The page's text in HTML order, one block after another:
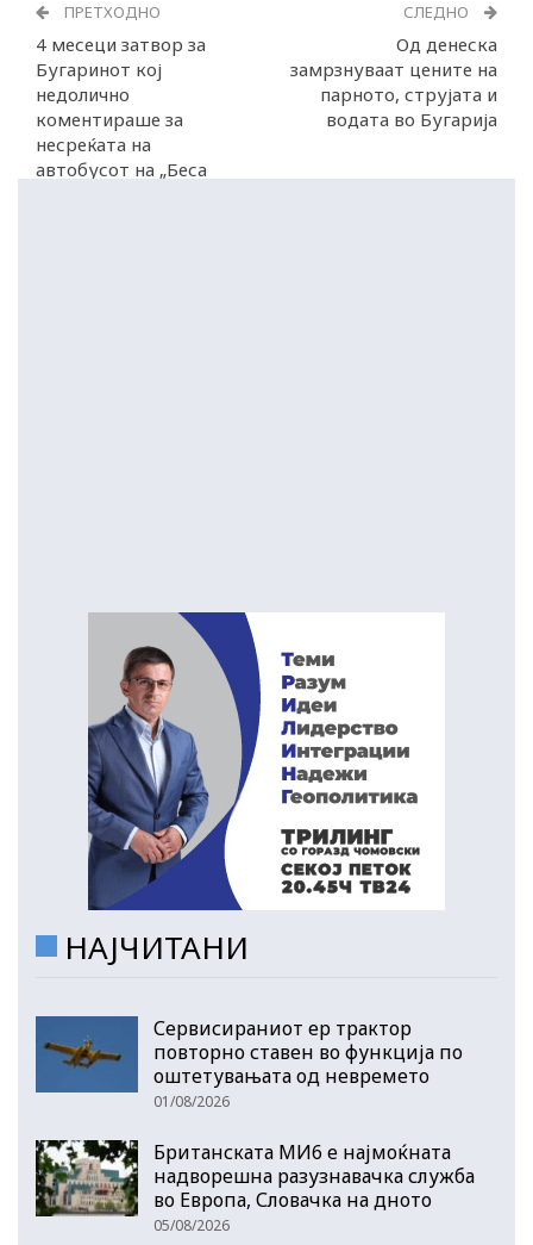
ПРЕТХОДНО
4 месеци затвор за
Бугаринот кој
недолично
коментираше за
несреќата на
автобусот на „Беса
СЛЕДНО
Од денеска
замрзнуваат цените на
парното, струјата и
водата во Бугарија
НАЈЧИТАНИ
Сервисираниот ер трактор
повторно ставен во функција по
оштетувањата од невремето
01/08/2026
Британската МИ6 е најмоќната
надворешна разузнавачка служба
во Европа, Словачка на дното
05/08/2026